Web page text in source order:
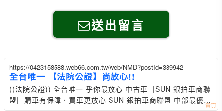
送出留言
https://0423158588.web66.com.tw/web/NMD?postId=389942
全台唯一 【法院公證】尚放心!!
((法院公證)) 全台唯一 乎你最放心 中古車 |SUN 銀拍車商聯
盟| 購車有保障．買車更放心 SUN 銀拍車商聯盟 中部最優質